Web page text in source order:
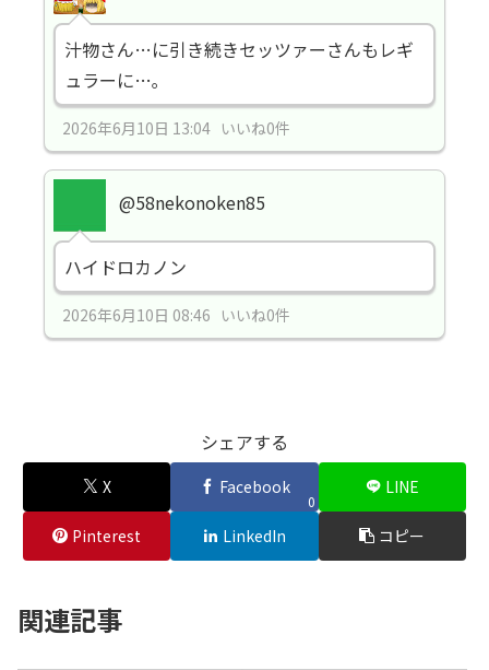
汁物さん…に引き続きセッツァーさんもレギ
ュラーに…｡
2026年6月10日 13:04 いいね0件
@58nekonoken85
ハイドロカノン
2026年6月10日 08:46 いいね0件
シェアする
X Facebook
0
LINE
Pinterest LinkedIn コピー
関連記事